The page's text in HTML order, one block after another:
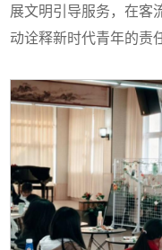
展文明引导服务，在客
动诠释新时代青年的责